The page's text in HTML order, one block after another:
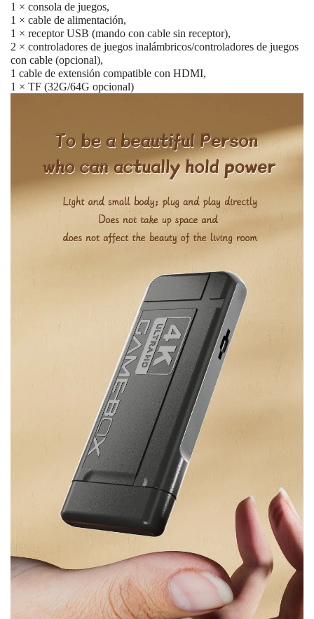
1 × consola de juegos,
1 × cable de alimentación,
1 × receptor USB (mando con cable sin receptor),
2 × controladores de juegos inalámbricos/controladores de juegos
con cable (opcional),
1 cable de extensión compatible con HDMI,
1 × TF (32G/64G opcional)